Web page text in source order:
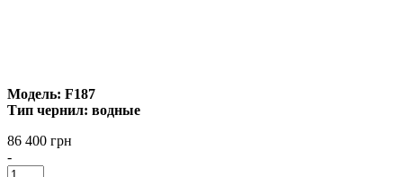
Модель: F187
Тип чернил: водные
86 400 грн
-